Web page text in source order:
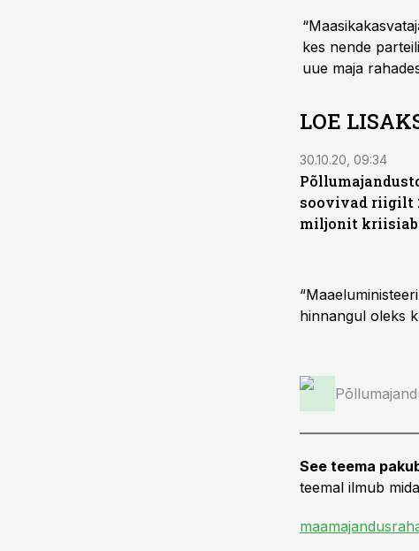
kes nende
uue maja
LOE
30.10.20, 09:34
soovivad riigilt
miljonit
hinnangul oleks
See teema
teemal ilmub